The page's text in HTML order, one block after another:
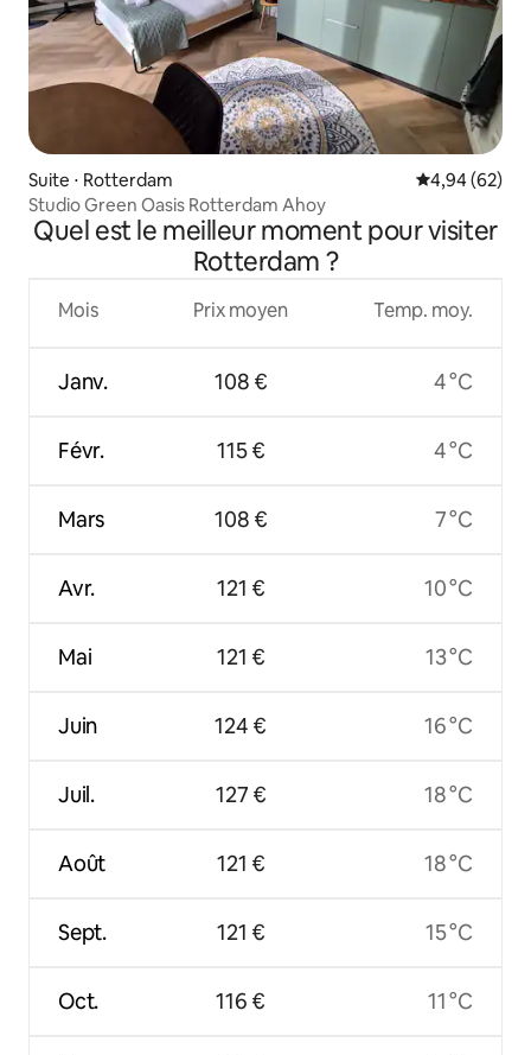
Suite ⋅ Rotterdam Évaluation
4,94 (62)
Studio Green Oasis Rotterdam Ahoy
Quel est le meilleur moment pour visiter
Rotterdam ?
Mois
Janv.
Févr.
Mars
Avr.
Mai
Juin
Juil.
Août
Sept.
Oct.
Prix moyen
108 €
115 €
108 €
121 €
121 €
124 €
127 €
121 €
121 €
116 €
Temp. moy.
4 °C
4 °C
7 °C
10 °C
13 °C
16 °C
18 °C
18 °C
15 °C
11 °C